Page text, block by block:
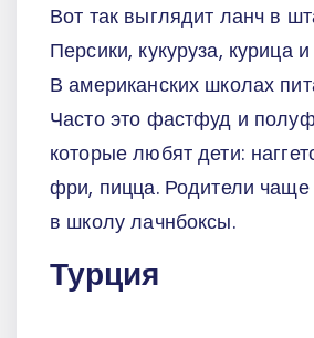
Вот так выглядит ланч в
Персики, кукуруза, курица и
В американских школах
Часто это фастфуд и
которые любят дети:
фри, пицца. Родители
в школу лачнбоксы.
Турция